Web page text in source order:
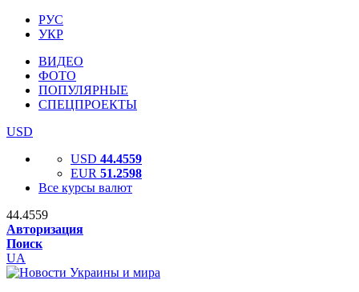
РУС
УКР
ВИДЕО
ФОТО
ПОПУЛЯРНЫЕ
СПЕЦПРОЕКТЫ
USD
USD 44.4559
EUR 51.2598
Все курсы валют
44.4559
Авторизация
Поиск
UA